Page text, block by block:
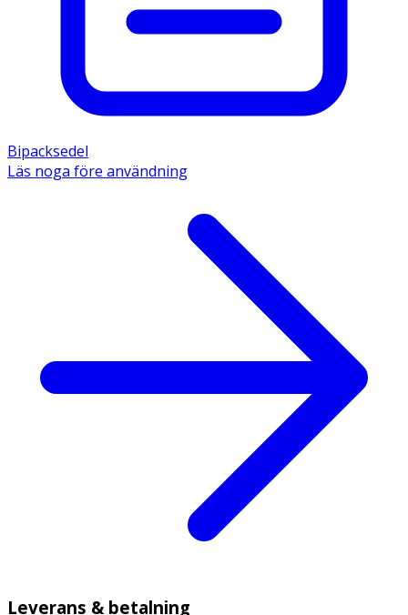
Bipacksedel
Läs noga före användning
Leverans & betalning